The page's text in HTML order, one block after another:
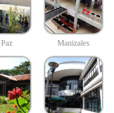
Manizales